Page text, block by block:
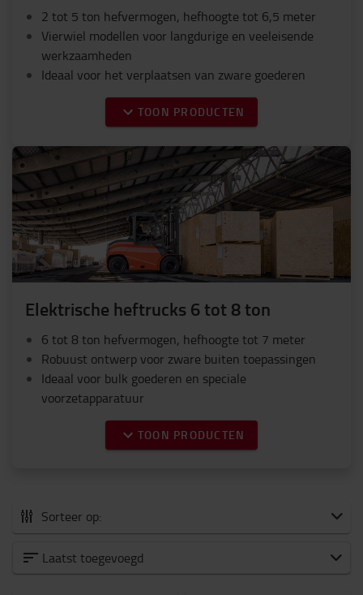
2 tot 5 ton hefvermogen, hefhoogte tot 6,5 meter
Vierwiel modellen voor langdurige en veeleisende
werkzaamheden
Ideaal voor het verplaatsen van zware goederen
TOON PRODUCTEN
Elektrische heftrucks 6 tot 8 ton
6 tot 8 ton hefvermogen, hefhoogte tot 7 meter
Robuust ontwerp voor zware buiten toepassingen
Ideaal voor bulk goederen en speciale
voorzetapparatuur
TOON PRODUCTEN
Sorteer op:
Alle elektrische heftrucks
Laatst toegevoegd